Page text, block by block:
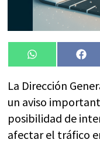
Compartir
en
WhatsApp
en
La Dirección
un aviso
posibilidad de
afectar el tráfico